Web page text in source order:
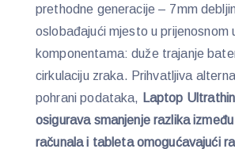
prethodne generacije – 7mm
oslobađajući mjesto u prijenosnom
komponentama: duže trajanje
cirkulaciju zraka. Prihvatljiva
pohrani podataka,
Laptop
osigurava smanjenje razlika
računala i tableta omogućavajući